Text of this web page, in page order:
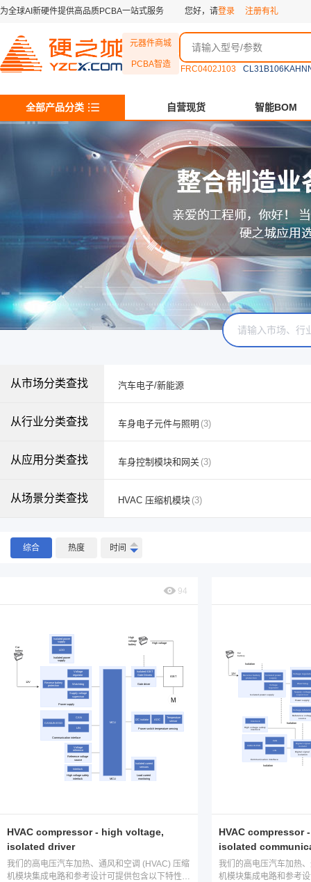
为全球AI新硬件提供高品质PCBA一站式服务 您好，请登录 注册有礼
元器件商城
PCBA智造 FRC0402J103
全部产品分类 自营现货 智能BOM
从市场分类查找 汽车电子/新能源
从行业分类查找 车身电子元件与照明 (3)
从应用分类查找 车身控制模块和网关 (3)
从场景分类查找 HVAC 压缩机模块 (3)
综合 热度 时间
94
HVAC compressor - high voltage,
isolated driver
我们的高电压汽车加热、通风和空调 (HVAC) 压缩
机模块集成电路和参考设计可提供包含以下特性的
HVAC compressor
isolated
我们的高电压汽车加热
机模块集成电路和参考